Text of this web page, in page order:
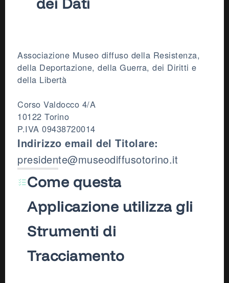
Associazione Museo diffuso della Resistenza,
della Deportazione, della Guerra, dei Diritti e
della Libertà
Corso Valdocco 4/A
10122 Torino
P.IVA 09438720014
Indirizzo email del Titolare:
presidente@museodiffusotorino.it
Come questa
Applicazione utilizza gli
Strumenti di
Tracciamento